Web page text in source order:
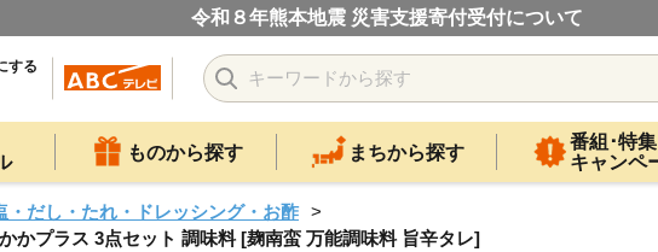
令和８年熊本地震 災害支援寄付受付について
する
ものから探す まちから探す
番組･特集
キャンペ
・だし・たれ・ドレッシング・お酢
かプラス 3点セット 調味料 [麹南蛮 万能調味料 旨辛タレ]